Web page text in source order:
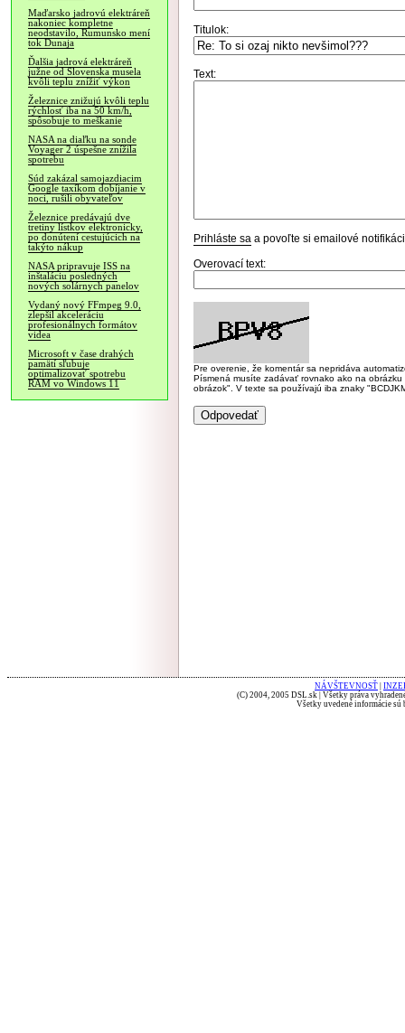
Maďarsko jadrovú elektráreň
nakoniec kompletne
neodstavilo, Rumunsko mení
tok Dunaja
Ďalšia jadrová elektráreň
južne od Slovenska musela
kvôli teplu znížiť výkon
Železnice znižujú kvôli teplu
rýchlosť iba na 50 km/h,
spôsobuje to meškanie
NASA na diaľku na sonde
Voyager 2 úspešne znížila
spotrebu
Súd zakázal samojazdiacim
Google taxíkom dobíjanie v
noci, rušili obyvateľov
Železnice predávajú dve
tretiny lístkov elektronicky,
po donútení cestujúcich na
takýto nákup
NASA pripravuje ISS na
inštaláciu posledných
nových solárnych panelov
Vydaný nový FFmpeg 9.0,
zlepšil akceleráciu
profesionálnych formátov
videa
Microsoft v čase drahých
pamätí sľubuje
optimalizovať spotrebu
RAM vo Windows 11
Titulok:
Text:
Prihláste sa a povoľte si emailové
Overovací text:
Pre overenie, že komentár sa nepridáva
Písmená musíte zadávať rovnako ako na
obrázok". V texte sa používajú iba znaky
NÁVŠTEVNOSŤ
(C) 2004, 2005 DSL.sk | Všetky práva
Všetky uvedené informácie sú